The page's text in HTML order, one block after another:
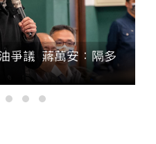
爭議 蔣萬安：隔多